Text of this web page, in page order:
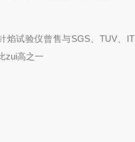
焰试验仪曾售与SGS、TUV、
zui高之一